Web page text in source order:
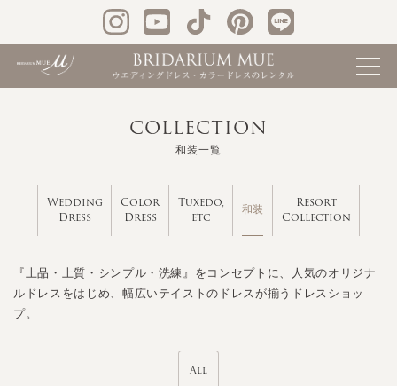
COLLECTION
和装一覧
Wedding
Dress
Color
Dress
Tuxedo,
etc
和装
Resort
Collection
『上品・上質・シンプル・洗練』をコンセプトに、人気のオリジナ
ルドレスをはじめ、幅広いテイストのドレスが揃うドレスショッ
プ。
All